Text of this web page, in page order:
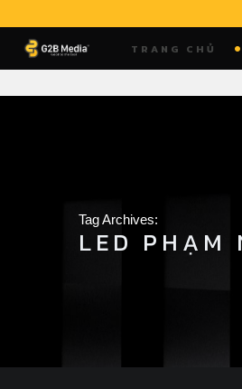
to
content
TRANG CHỦ
Tag Archives:
LED PHẠM